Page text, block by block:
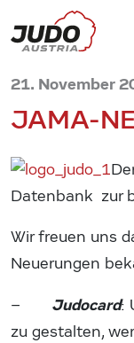
21. November
JAMA-
Datenbank zur
Wir freuen uns
Neuerungen
– Judocard:
zu gestalten,